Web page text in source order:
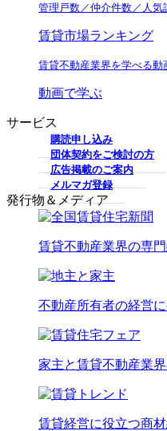
管理戸数／仲介件数／人気
賃貸市場ランキング
賃貸不動産業界を学べる動
動画で学ぶ
サービス
購読申し込み
団体契約をご検討の方
広告掲載のご案内
メルマガ登録
発行物＆メディア
賃貸不動産業界の専
不動産所有者の経営
家主と賃貸不動産業
賃貸経営に役立つ商